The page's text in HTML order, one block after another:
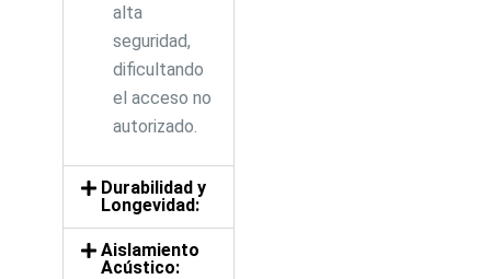
alta
seguridad,
dificultando
el acceso no
autorizado.
Durabilidad y
Longevidad:
Aislamiento
Acústico: